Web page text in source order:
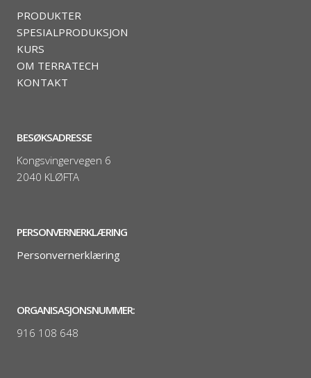
PRODUKTER
SPESIALPRODUKSJON
KURS
OM TERRATECH
KONTAKT
BESØKSADRESSE
Kongsvingervegen 6
2040 KLØFTA
PERSONVERNERKLÆRING
Personvernerklæring
ORGANISASJONSNUMMER:
916 108 648